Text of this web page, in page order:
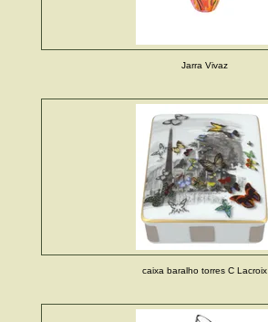
Jarra Vivaz
caixa baralho torres C Lacroix